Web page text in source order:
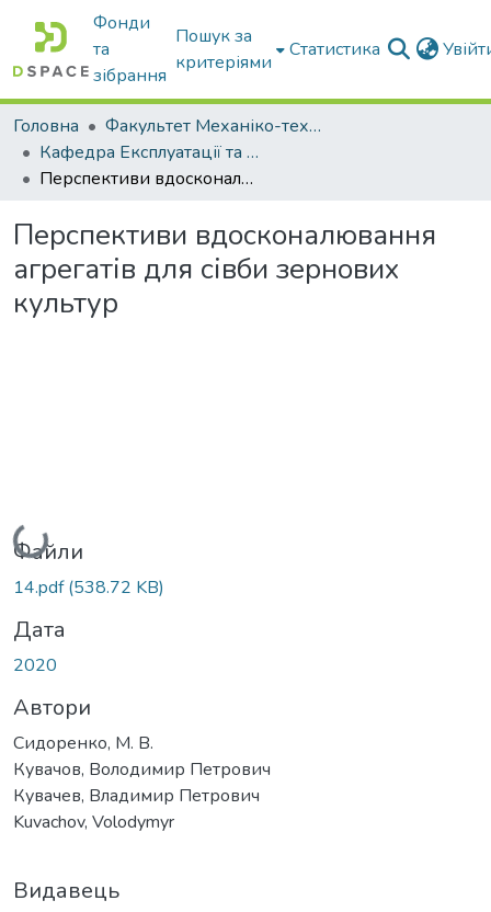
Фонди
та
зібрання
Пошук за
критеріями
Статистика
Головна
Факультет Механіко-технологічний
Кафедра Експлуатації та технічного сервісу машин
Перспективи вдосконалювання агрегатів для сівби зернових культур
Перспективи вдосконалювання
агрегатів для сівби зернових
культур
Вантажиться...
Файли
14.pdf(538.72 KB)
Дата
2020
Автори
Сидоренко, М. В.
Кувачов, Володимир Петрович
Кувачев, Владимир Петрович
Kuvachov, Volodymyr
Видавець